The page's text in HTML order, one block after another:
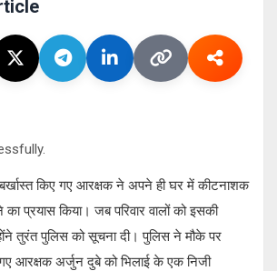
किए गए आरक्षक ने अपने ही घर में कीटनाशक
प्रयास किया। जब परिवार वालों को इसकी
तुरंत पुलिस को सूचना दी। पुलिस ने मौके पर
आरक्षक अर्जुन दुबे को भिलाई के एक निजी